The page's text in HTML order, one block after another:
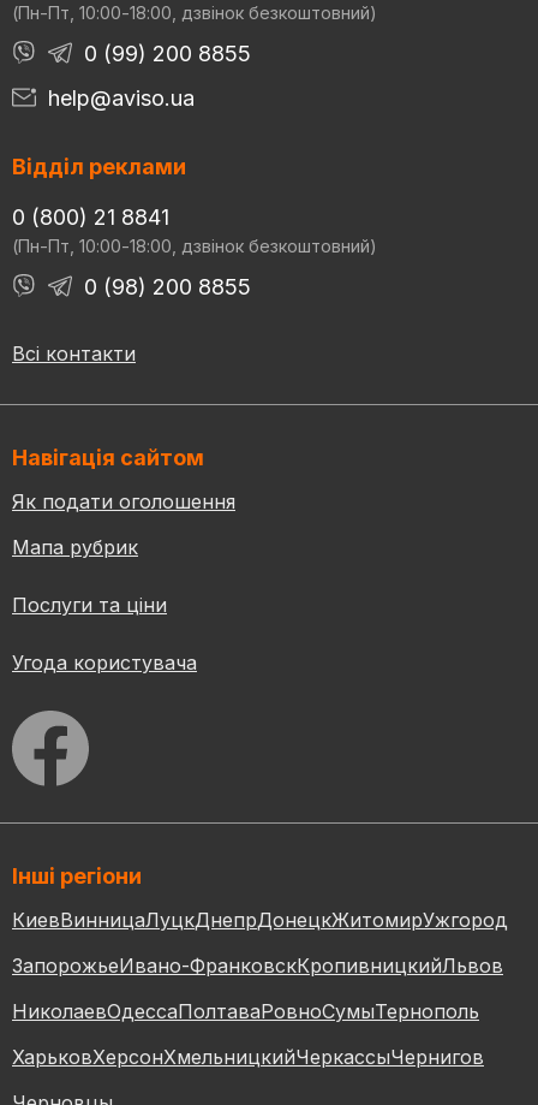
(Пн-Пт, 10:00-18:00, дзвінок безкоштовний)
0 (99) 200 8855
help@aviso.ua
Відділ реклами
0 (800) 21 8841
(Пн-Пт, 10:00-18:00, дзвінок безкоштовний)
0 (98) 200 8855
Всі контакти
Навігація сайтом
Як подати оголошення
Мапа рубрик
Послуги та ціни
Угода користувача
Інші регіони
КиевВинницаЛуцкДнепрДонецкЖитомирУжгород
ЗапорожьеИвано-ФранковскКропивницкийЛьвов
НиколаевОдессаПолтаваРовноСумыТернополь
ХарьковХерсонХмельницкийЧеркассыЧернигов